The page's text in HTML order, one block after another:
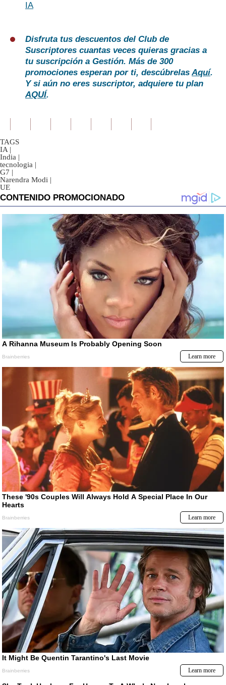
IA
Disfruta tus descuentos del Club de
Suscriptores cuantas veces quieras gracias a
tu suscripción a Gestión. Más de 300
promociones esperan por ti, descúbrelasAquí.
Y si aún no eres suscriptor, adquiere tu plan
AQUÍ.
TAGS
IA |
India |
tecnologia |
G7 |
Narendra Modi |
UE